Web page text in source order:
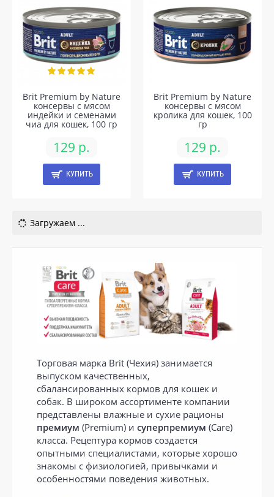
Brit Premium by Nature
консервы с мясом
индейки и семенами
чиа для кошек, 100 гр
129 р.
КУПИТЬ
Brit Premium by Nature
консервы с мясом
кролика для кошек, 100
гр
129 р.
КУПИТЬ
Загружаем ...
Торговая марка Brit (Чехия) занимается
выпуском качественных,
сбалансированных кормов для кошек и
собак. В широком ассортименте компании
представлены влажные и сухие рационы
премиум (Premium) и суперпремиум (Care)
класса. Рецептура кормов создается
опытными специалистами, которые хорошо
знакомы с физиологией, привычками и
особенностями поведения животных.